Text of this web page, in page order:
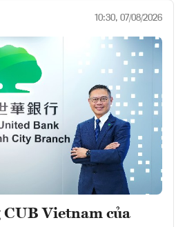
10:30, 07/08/2026
CUB Vietnam của